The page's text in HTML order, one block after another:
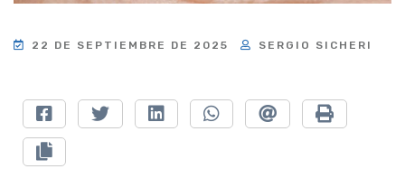
22 DE SEPTIEMBRE DE 2025 SERGIO SICHERI